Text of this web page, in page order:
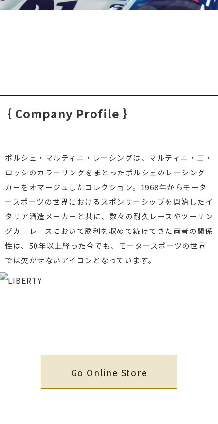
｛ Company Profile ｝
ポルシェ・マルティニ・レーシングは、マルティニ・エ・
ロッシのカラーリングをまとったポルシェのレーシング
カーをオマージュしたコレクション。1968年からモータ
ースポーツの世界におけるスポンサーシップを開始したイ
タリア酒造メーカーと共に、数々の耐久レースやツーリン
グカーレースにおいて勝利を収めて続けてきた両者の関係
性は、50年以上経った今でも、モータースポーツの世界
では欠かせないアイコンとなっています。
Go Online Store